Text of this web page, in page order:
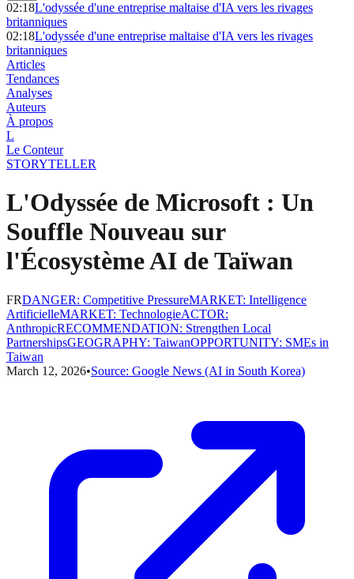
02:18L'odyssée d'une entreprise maltaise d'IA vers les rivages
britanniques
02:18L'odyssée d'une entreprise maltaise d'IA vers les rivages
britanniques
Articles
Tendances
Analyses
Auteurs
À propos
L
Le Conteur
STORYTELLER
L'Odyssée de Microsoft : Un
Souffle Nouveau sur
l'Écosystème AI de Taïwan
FRDANGER: Competitive PressureMARKET: Intelligence
ArtificielleMARKET: TechnologieACTOR:
AnthropicRECOMMENDATION: Strengthen Local
PartnershipsGEOGRAPHY: TaiwanOPPORTUNITY: SMEs in
Taiwan
March 12, 2026•Source: Google News (AI in South Korea)